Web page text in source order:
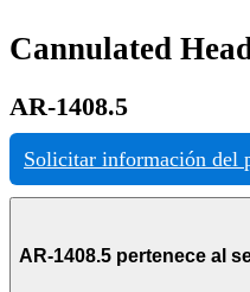
Cannulated
AR-1408.5
Solicitar información del
AR-1408.5 pertenece al